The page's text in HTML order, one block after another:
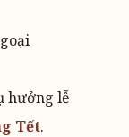
hưởng lễ
Tết.